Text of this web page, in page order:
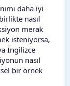
daha iyi
nasıl
merak
isteniyorsa,
İngilizce
nasıl
bir örnek